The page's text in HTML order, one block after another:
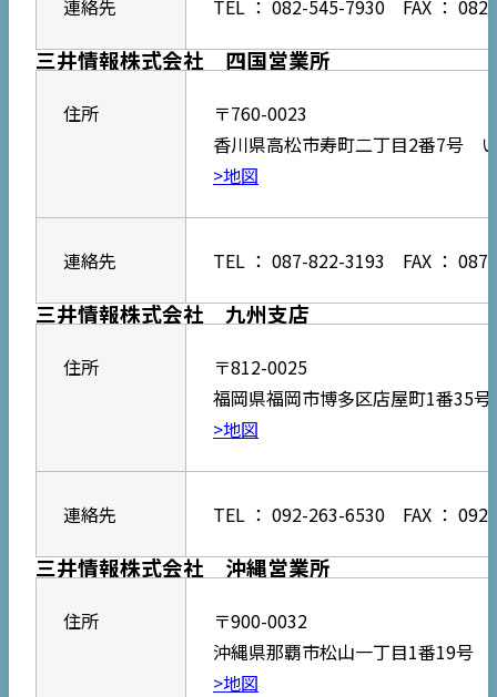
連絡先 TEL ： 082-545-7930 FAX ：
三井情報株式会社 四国営業所
住所
〒760-0023
香川県高松市寿町二丁目2番7号
>地図
連絡先 TEL ： 087-822-3193 FAX ：
三井情報株式会社 九州支店
住所
〒812-0025
福岡県福岡市博多区店屋町1番35
>地図
連絡先 TEL ： 092-263-6530 FAX ：
三井情報株式会社 沖縄営業所
住所
〒900-0032
沖縄県那覇市松山一丁目1番19号
>地図